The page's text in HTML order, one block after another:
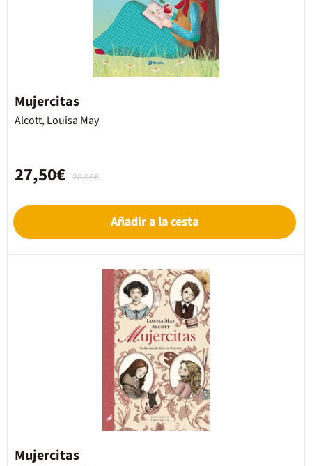
Mujercitas
Alcott, Louisa May
28,95€
27,50€
Añadir a la cesta
Mujercitas